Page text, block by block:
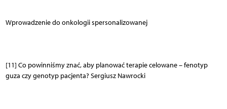
Wprowadzenie do onkologii spersonalizowanej
[11] Co powinniśmy znać, aby planować terapie celowane – fenotyp
guza czy genotyp pacjenta? Sergiusz Nawrocki